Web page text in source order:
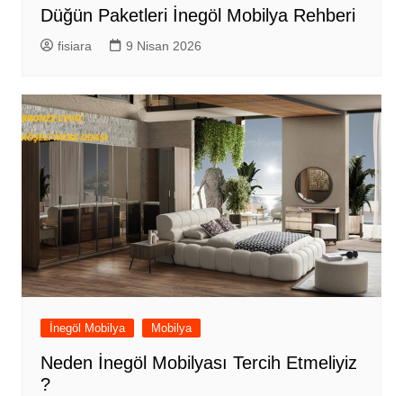
Düğün Paketleri İnegöl Mobilya Rehberi
fisiara 9 Nisan 2026
İnegöl Mobilya Mobilya
Neden İnegöl Mobilyası Tercih Etmeliyiz
?